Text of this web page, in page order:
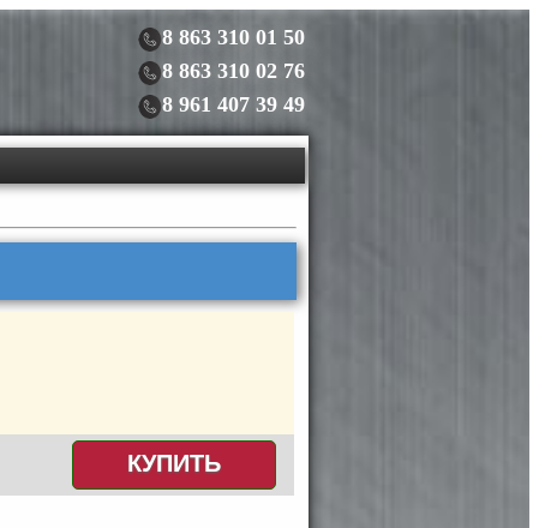
8 863 310 01 50
8 863 310 02 76
8 961 407 39 49
КУПИТЬ